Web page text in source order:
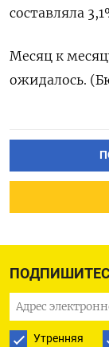
Утренняя
составляла
Месяц к
ожидалось.